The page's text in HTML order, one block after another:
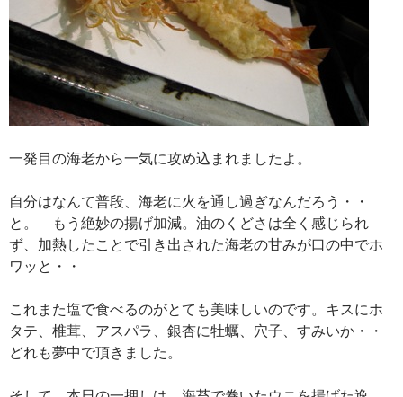
一発目の海老から一気に攻め込まれましたよ。
自分はなんて普段、海老に火を通し過ぎなんだろう・・
と。 もう絶妙の揚げ加減。油のくどさは全く感じられ
ず、加熱したことで引き出された海老の甘みが口の中でホ
ワッと・・
これまた塩で食べるのがとても美味しいのです。キスにホ
タテ、椎茸、アスパラ、銀杏に牡蠣、穴子、すみいか・・
どれも夢中で頂きました。